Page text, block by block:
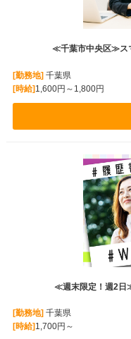
≪千葉市中央区≫ス
[勤務地]千葉県
[時給]1,600円～1,800円
≪週末限定！週2日
[勤務地] 千葉県
[時給] 1,700円～